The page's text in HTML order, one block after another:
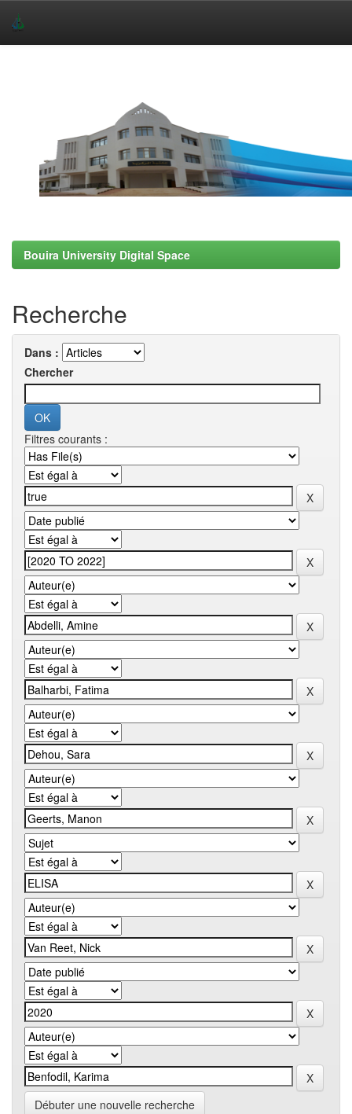
Bouira University Digital Space
Recherche
Dans :
Chercher
Filtres courants :
Débuter une nouvelle recherche